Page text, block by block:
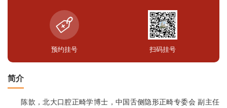
预约挂号 扫码挂号
简介
陈歆，北大口腔正畸学博士，中国舌侧隐形正畸专委会 副主任